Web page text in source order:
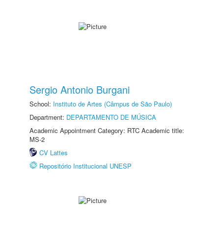
Sergio Antonio Burgani
School: Instituto de Artes (Câmpus de São Paulo)
Department: DEPARTAMENTO DE MÚSICA
Academic Appointment Category: RTC Academic title:
MS-2
CV Lattes
Repositório Institucional UNESP